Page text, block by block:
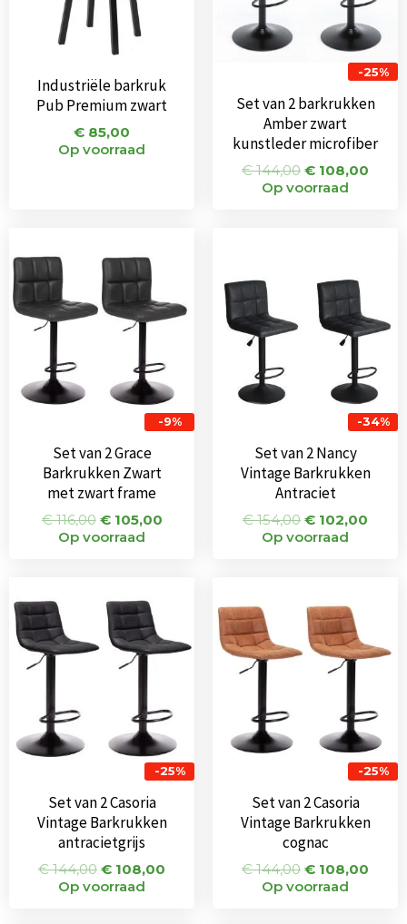
Industriële barkruk
Pub Premium zwart
€ 85,00
Op voorraad
-25%
Set van 2 barkrukken
Amber zwart
kunstleder microfiber
€144,00 € 108,00
Op voorraad
-9%
Set van 2 Grace
Barkrukken Zwart
met zwart frame
€116,00
was:
€ 116,00.
€105,00
€ 105,00.
Op voorraad
-34%
Set van 2 Nancy
Vintage Barkrukken
Antraciet
€154,00
€ 154,00.
€ 102,00
Op voorraad
-25%
Set van 2 Casoria
Vintage Barkrukken
antracietgrijs
€144,00
prijs
was:
€ 144,00.
€ 108,00
€ 108,00.
Op voorraad
-25%
Set van 2 Casoria
Vintage Barkrukken
cognac
€144,00
prijs
was:
€ 144,00.
€ 108,00
Op voorraad